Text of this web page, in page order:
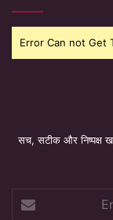
Error Can not Get
सच, सटीक और निष्पक्ष
your